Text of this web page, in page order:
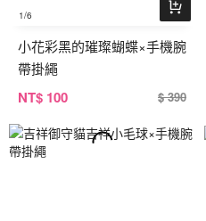
1/6
小花彩黑的璀璨蝴蝶×手機腕
帶掛繩
NT$ 100 $ 390